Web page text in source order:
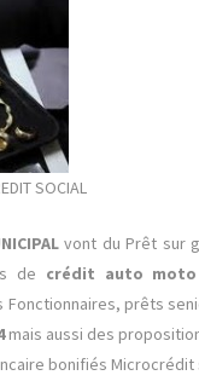
SOCIAL
vont du Prêt sur
de crédit auto
prêts
mais aussi des
bonifiés